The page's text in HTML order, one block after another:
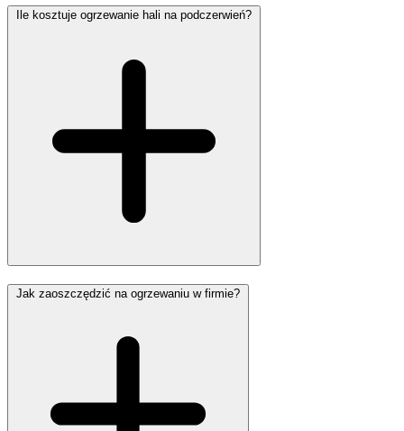
Ile kosztuje ogrzewanie hali na podczerwień?
Jak zaoszczędzić na ogrzewaniu w firmie?